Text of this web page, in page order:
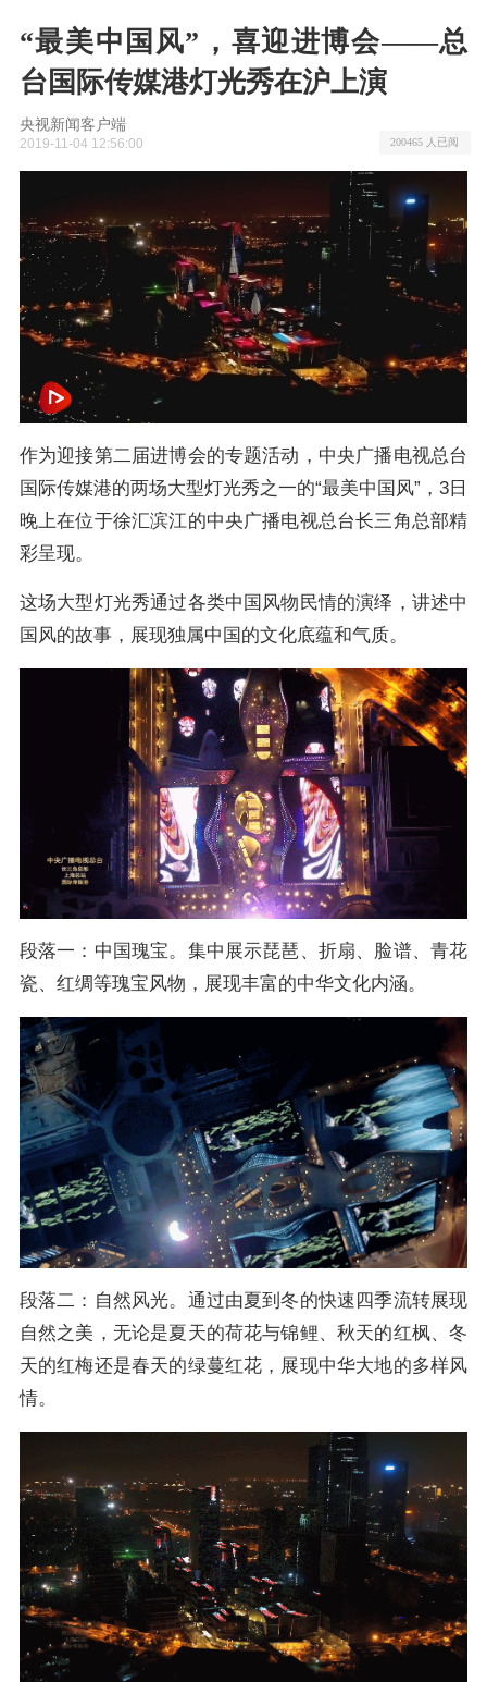
“最美中国风”，喜迎进博会——总
台国际传媒港灯光秀在沪上演
央视新闻客户端
2019-11-04 12:56:00 200465 人已阅
作为迎接第二届进博会的专题活动，中央广播电视总台
国际传媒港的两场大型灯光秀之一的“最美中国风”，3日
晚上在位于徐汇滨江的中央广播电视总台长三角总部精
彩呈现。
这场大型灯光秀通过各类中国风物民情的演绎，讲述中
国风的故事，展现独属中国的文化底蕴和气质。
段落一：中国瑰宝。集中展示琵琶、折扇、脸谱、青花
瓷、红绸等瑰宝风物，展现丰富的中华文化内涵。
段落二：自然风光。通过由夏到冬的快速四季流转展现
自然之美，无论是夏天的荷花与锦鲤、秋天的红枫、冬
天的红梅还是春天的绿蔓红花，展现中华大地的多样风
情。